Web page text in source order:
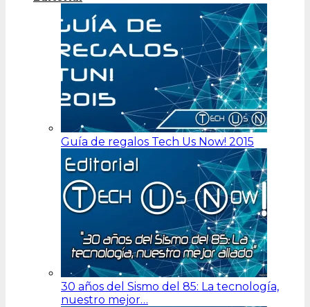
Guía de regalos Tech Us Now! 2015
30 años del Sismo del 85: La tecnología,
nuestro mejor…